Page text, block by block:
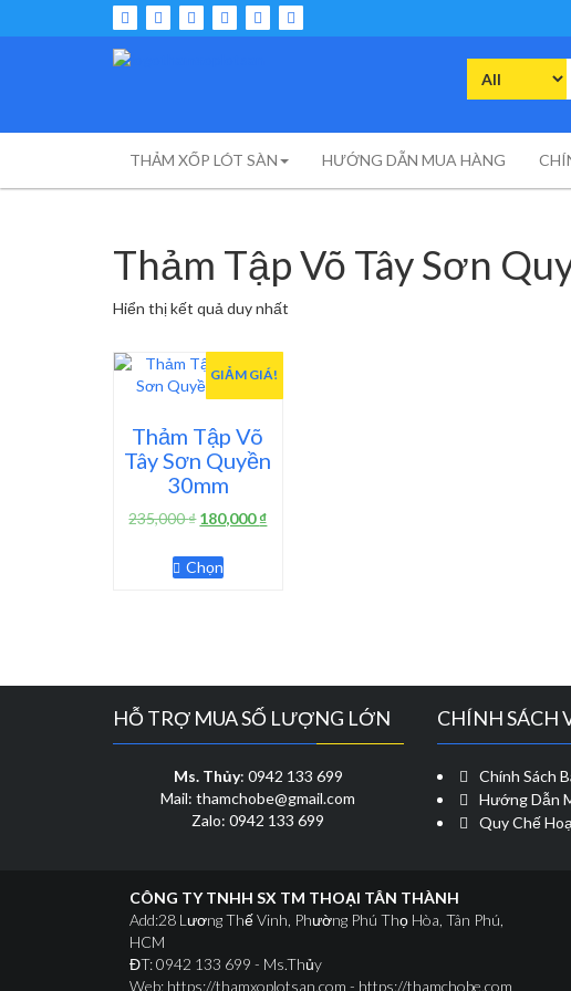
– Thảm Xốp Trải
Sàn
Thảm Xốp Lót Sàn – Thảm Xốp Trải Sàn
for:
THẢM XỐP LÓT SÀN HƯỚNG DẪN MUA HÀNG
Thảm Tập Võ Tây Sơn
Hiển thị kết quả duy nhất
GIẢM GIÁ!
Thảm Tập Võ
Tây Sơn Quyền
30mm
235,000₫ Giá
là:
235,000 ₫.
180,000₫Giá
Chọnphẩm
thể.
tùy
chọn
có
thể
được
sản
phẩm
HỖ TRỢ MUA SỐ LƯỢNG LỚN
Ms. Thủy: 0942 133 699
Mail: thamchobe@gmail.com
Zalo: 0942 133 699
CHÍNH SÁCH
Chính Sách
Hướng Dẫn
Quy Chế
CÔNG TY TNHH SX TM THOẠI TÂN THÀNH
Add:28 Lương Thế Vinh, Phường Phú Thọ Hòa, Tân Phú,
HCM
ĐT: 0942 133 699 - Ms.Thủy
Web: https://thamxoplotsan.com - https://thamchobe.com